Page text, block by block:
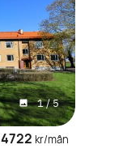
1/5
4722 kr/mån